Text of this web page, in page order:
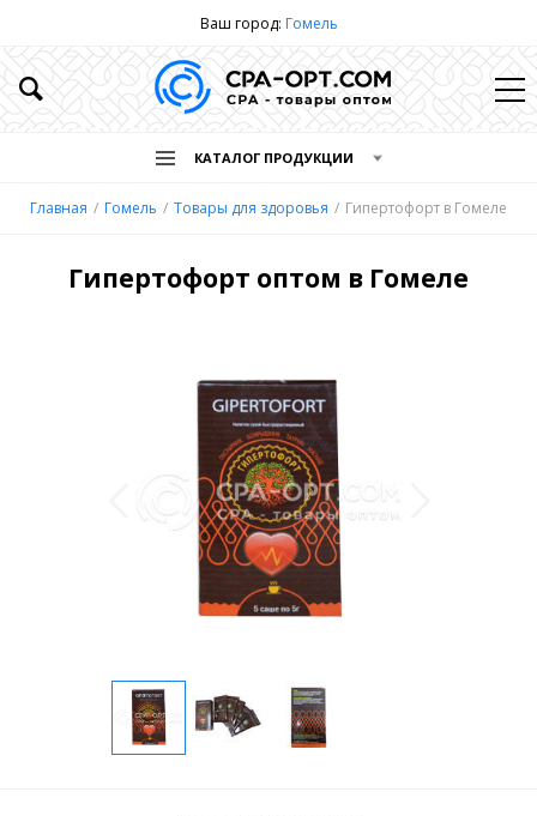
Ваш город: Гомель
КАТАЛОГ ПРОДУКЦИИ
Главная Гомель Товары для здоровья Гипертофорт в Гомеле
Гипертофорт оптом в Гомеле